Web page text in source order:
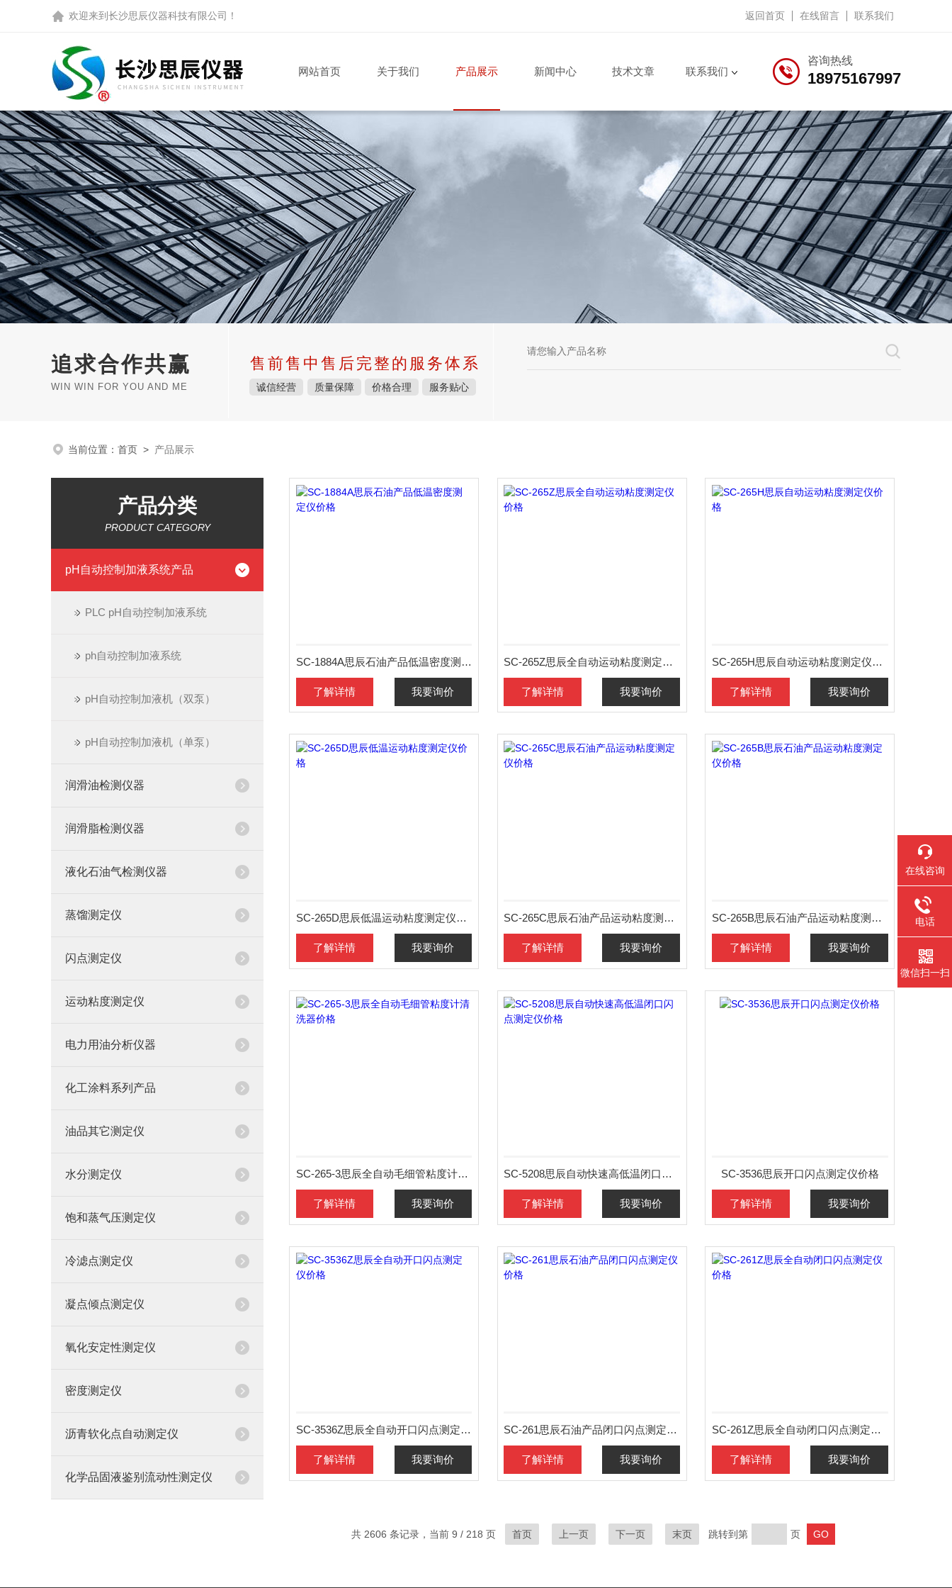
欢迎来到 长沙思辰仪器科技有限公司 ！ 返回首页 在线留言 联系我们
咨询热线
18975167997
网站首页 关于我们 产品展示 新闻中心 技术文章 联系我们
追求合作共赢
WIN WIN FOR YOU AND ME
售前售中售后完整的服务体系
诚信经营 质量保障 价格合理 服务贴心
当前位置： 首页 > 产品展示
产品分类
PRODUCT CATEGORY
pH自动控制加液系统产品
PLC pH自动控制加液系统
ph自动控制加液系统
pH自动控制加液机（双泵）
pH自动控制加液机（单泵）
润滑油检测仪器
润滑脂检测仪器
液化石油气检测仪器
蒸馏测定仪
闪点测定仪
运动粘度测定仪
电力用油分析仪器
化工涂料系列产品
油品其它测定仪
水分测定仪
饱和蒸气压测定仪
冷滤点测定仪
凝点倾点测定仪
氧化安定性测定仪
密度测定仪
沥青软化点自动测定仪
化学品固液鉴别流动性测定仪
SC-1884A思辰石油产品低温密度测定仪价格
了解详情 我要询价
SC-265Z思辰全自动运动粘度测定仪价格
了解详情 我要询价
SC-265H思辰自动运动粘度测定仪价格
了解详情 我要询价
SC-265D思辰低温运动粘度测定仪价格
了解详情 我要询价
SC-265C思辰石油产品运动粘度测定仪价格
了解详情 我要询价
SC-265B思辰石油产品运动粘度测定仪价格
了解详情 我要询价
SC-265-3思辰全自动毛细管粘度计清洗器价格
了解详情 我要询价
SC-5208思辰自动快速高低温闭口闪点测定仪价格
了解详情 我要询价
SC-3536思辰开口闪点测定仪价格
了解详情 我要询价
SC-3536Z思辰全自动开口闪点测定仪价格
了解详情 我要询价
SC-261思辰石油产品闭口闪点测定仪价格
了解详情 我要询价
SC-261Z思辰全自动闭口闪点测定仪价格
了解详情 我要询价
共 2606 条记录，当前 9 / 218 页 首页 上一页 下一页 末页 跳转到第 页
在线咨询
电话
微信扫一扫